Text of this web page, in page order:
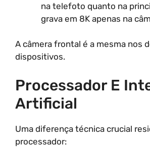
na telefoto quanto na
grava em 8K apenas na
A câmera frontal é a mesma nos
dispositivos.
Processador E
Artificial
Uma diferença técnica crucial
processador: